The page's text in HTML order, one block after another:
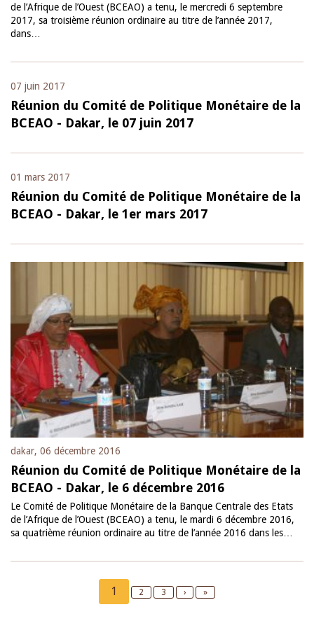
de l’Afrique de l’Ouest (BCEAO) a tenu, le mercredi 6 septembre
2017, sa troisième réunion ordinaire au titre de l’année 2017,
dans…
07 juin 2017
Réunion du Comité de Politique Monétaire de la
BCEAO - Dakar, le 07 juin 2017
01 mars 2017
Réunion du Comité de Politique Monétaire de la
BCEAO - Dakar, le 1er mars 2017
dakar, 06 décembre 2016
Réunion du Comité de Politique Monétaire de la
BCEAO - Dakar, le 6 décembre 2016
Le Comité de Politique Monétaire de la Banque Centrale des Etats
de l’Afrique de l’Ouest (BCEAO) a tenu, le mardi 6 décembre 2016,
sa quatrième réunion ordinaire au titre de l’année 2016 dans les…
Current
page
1 Page
2 Page
3
Next
›
Last
»